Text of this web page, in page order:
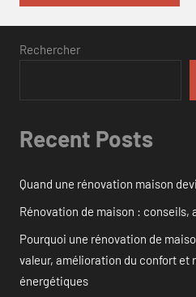
Rechercher
Recent Posts
Quand une rénovation maison
Rénovation de maison : conseils,
Pourquoi une rénovation de
valeur, amélioration du confort et
énergétiques